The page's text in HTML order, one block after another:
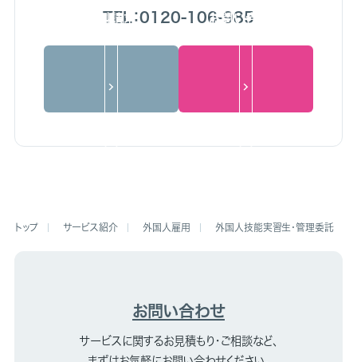
サービス紹介 外国人雇用 外国人技能実習生・管理委託
TEL：0120-106-985
お問い合わせ
サービスに関するお見積もり・ご相談など、